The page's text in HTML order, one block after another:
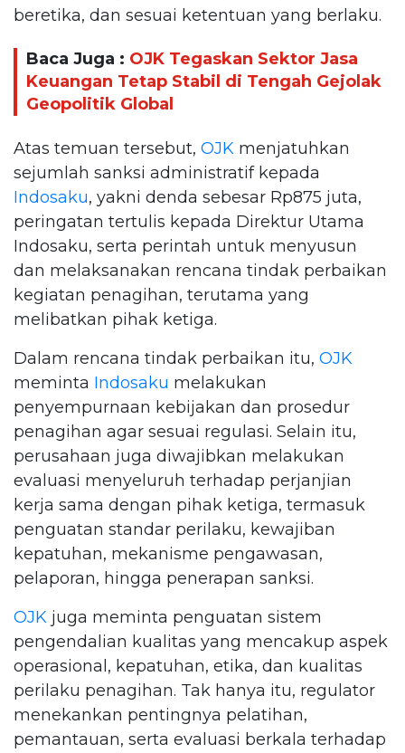
beretika, dan sesuai ketentuan yang berlaku.
Baca Juga : OJK Tegaskan Sektor Jasa
Keuangan Tetap Stabil di Tengah Gejolak
Geopolitik Global
Atas temuan tersebut, OJK menjatuhkan
sejumlah sanksi administratif kepada
Indosaku, yakni denda sebesar Rp875 juta,
peringatan tertulis kepada Direktur Utama
Indosaku, serta perintah untuk menyusun
dan melaksanakan rencana tindak perbaikan
kegiatan penagihan, terutama yang
melibatkan pihak ketiga.
Dalam rencana tindak perbaikan itu, OJK
meminta Indosaku melakukan
penyempurnaan kebijakan dan prosedur
penagihan agar sesuai regulasi. Selain itu,
perusahaan juga diwajibkan melakukan
evaluasi menyeluruh terhadap perjanjian
kerja sama dengan pihak ketiga, termasuk
penguatan standar perilaku, kewajiban
kepatuhan, mekanisme pengawasan,
pelaporan, hingga penerapan sanksi.
OJK juga meminta penguatan sistem
pengendalian kualitas yang mencakup aspek
operasional, kepatuhan, etika, dan kualitas
perilaku penagihan. Tak hanya itu, regulator
menekankan pentingnya pelatihan,
pemantauan, serta evaluasi berkala terhadap